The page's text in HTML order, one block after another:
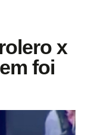
x
foi